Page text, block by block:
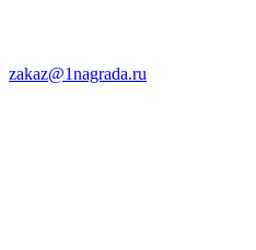
zakaz@1nagrada.ru